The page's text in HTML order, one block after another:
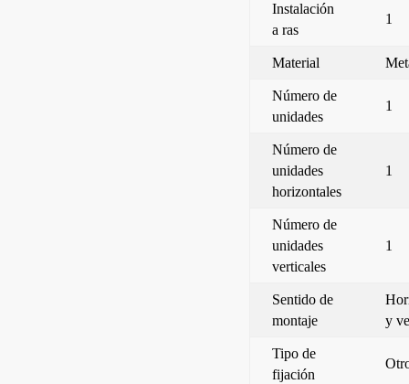
Instalación
a ras
1
Material
Número de
unidades
1
Número de
unidades
horizontales
1
Número de
unidades
verticales
1
Sentido de
montaje
y
Tipo de
fijación